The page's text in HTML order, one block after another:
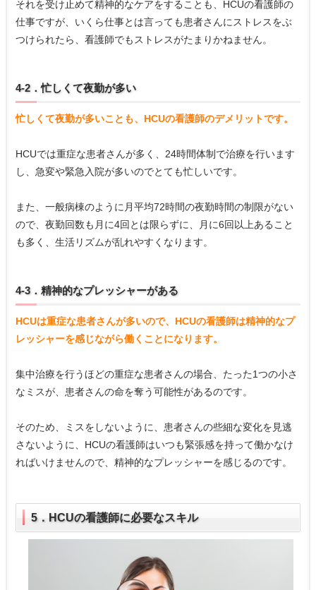
それを受け止めて精神的なケアをすることも、HCUの看護師の
仕事ですが、いくら仕事とは言っても患者さんにストレスをぶ
つけられたら、看護師でもストレスがたまりかねません。
4-2．忙しくて夜勤が多い
忙しくて夜勤が多いことも、HCUの看護師のデメリットです。
HCUでは重症な患者さんが多く、24時間体制で治療を行います
し、急変や緊急入院が多いのでとても忙しいです。
また、一般病棟のように月平均72時間の夜勤時間の制限がない
ので、夜勤回数も月に4回とは限らずに、月に6回以上あること
も多く、生活リズムが乱れやすくなります。
4-3．精神的なプレッシャーがある
HCUは重症な患者さんが多いので、HCUの看護師は精神的なプ
レッシャーを感じながら働くことになります。
集中治療を行うほどの重症な患者さんの場合、たった1つの小さ
なミスが、患者さんの命を奪う可能性があるのです。
そのため、ミスをしないように、患者さんの些細な変化を見逃
さないように、HCUの看護師はいつも緊張感を持って働かなけ
ればいけませんので、精神的なプレッシャーを感じるのです。
5．HCUの看護師に必要なスキル